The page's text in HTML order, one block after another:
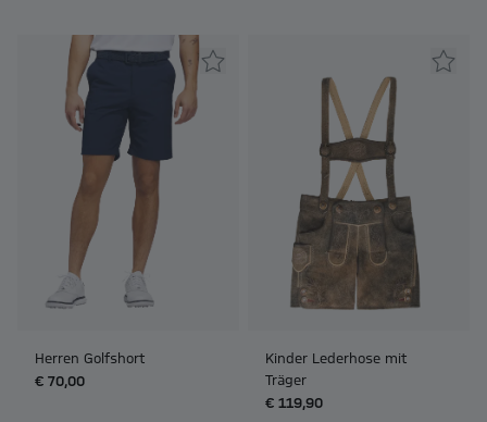
Herren Golfshort
€ 70,00
Kinder Lederhose mit
Träger
€ 119,90